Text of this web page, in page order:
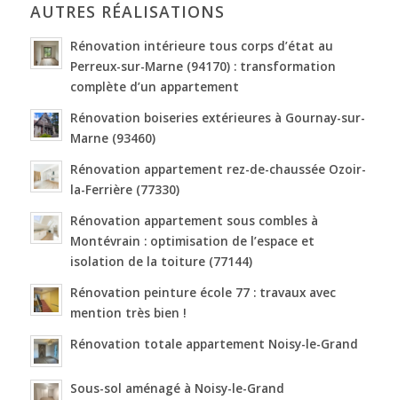
AUTRES RÉALISATIONS
Rénovation intérieure tous corps d’état au
Perreux-sur-Marne (94170) : transformation
complète d’un appartement
Rénovation boiseries extérieures à Gournay-sur-
Marne (93460)
Rénovation appartement rez-de-chaussée Ozoir-
la-Ferrière (77330)
Rénovation appartement sous combles à
Montévrain : optimisation de l’espace et
isolation de la toiture (77144)
Rénovation peinture école 77 : travaux avec
mention très bien !
Rénovation totale appartement Noisy-le-Grand
Sous-sol aménagé à Noisy-le-Grand